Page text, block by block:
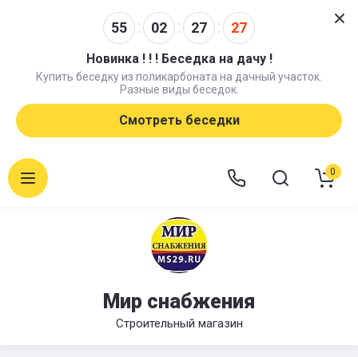
55 02 27 26
Новинка ! ! ! Беседка на дачу !
Купить беседку из поликарбоната на дачный участок.
Разные виды беседок.
Смотреть беседки
Мир снабжения
Строительный магазин
0